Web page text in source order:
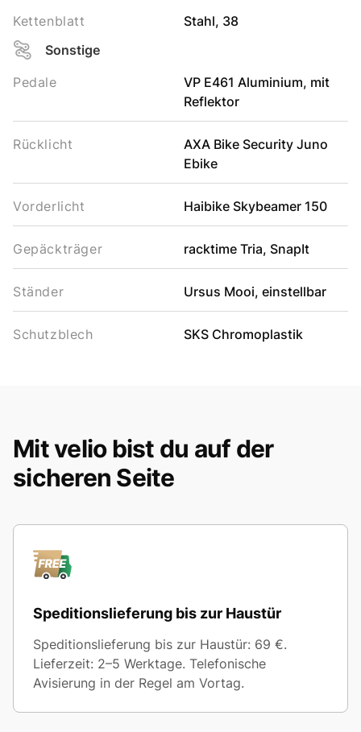
Kettenblatt
Stahl, 38
Sonstige
Pedale
VP E461 Aluminium, mit
Reflektor
Rücklicht
AXA Bike Security Juno
Ebike
Vorderlicht Haibike Skybeamer 150
Gepäckträger racktime Tria, SnapIt
Ständer Ursus Mooi, einstellbar
Schutzblech SKS Chromoplastik
Mit velio bist du auf der
sicheren Seite
Speditionslieferung bis zur Haustür
Speditionslieferung bis zur Haustür: 69 €.
Lieferzeit: 2–5 Werktage. Telefonische
Avisierung in der Regel am Vortag.